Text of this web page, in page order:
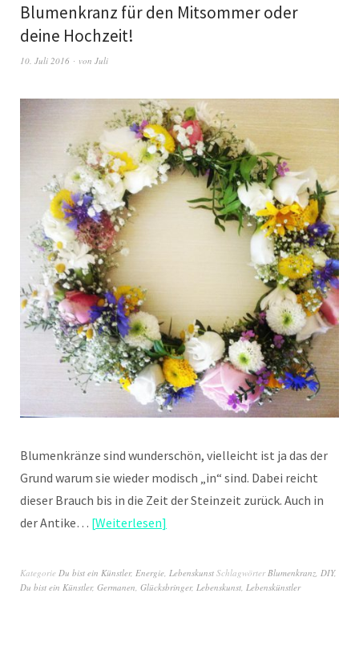
Blumenkranz für den Mitsommer oder
deine Hochzeit!
10. Juli 2016 von Juli
Blumenkränze sind wunderschön, vielleicht ist ja das der
Grund warum sie wieder modisch „in“ sind. Dabei reicht
dieser Brauch bis in die Zeit der Steinzeit zurück. Auch in
der Antike… Weiterlesen
Kategorie Du bist ein Künstler, Energie, Lebenskunst SchlagwörterBlumenkranz, DIY,
Du bist ein Künstler, Germanen, Glücksbringer, Lebenskunst, Lebenskünstler